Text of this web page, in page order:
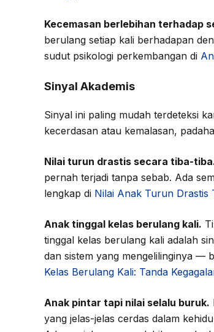
Kecemasan berlebihan terhadap
berulang setiap kali berhadapan
sudut psikologi perkembangan di
Sinyal Akademis
Sinyal ini paling mudah terdeteksi
kecerdasan atau kemalasan,
Nilai turun drastis secara tiba-
pernah terjadi tanpa sebab. Ada
lengkap di Nilai Anak Turun Drastis
Anak tinggal kelas berulang kali.
tinggal kelas berulang kali adalah
dan sistem yang mengelilinginya —
Kelas Berulang Kali: Tanda
Anak pintar tapi nilai selalu buruk.
yang jelas-jelas cerdas dalam